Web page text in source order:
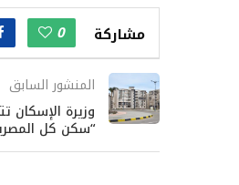
مشاركة 0
المنشور السابق
وزيرة الإسكان
“سكن كل